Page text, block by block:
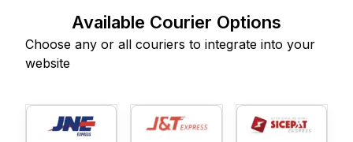
Available Courier Options
Choose any or all couriers to integrate into your
website